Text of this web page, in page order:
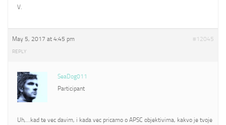
V.
May 5, 2017 at 4:45 pm #12045
REPLY
SeaDog011
Participant
Uh,…kad te vec davim, i kada vec pricamo o APSC objektivima, kakvo je tvoje